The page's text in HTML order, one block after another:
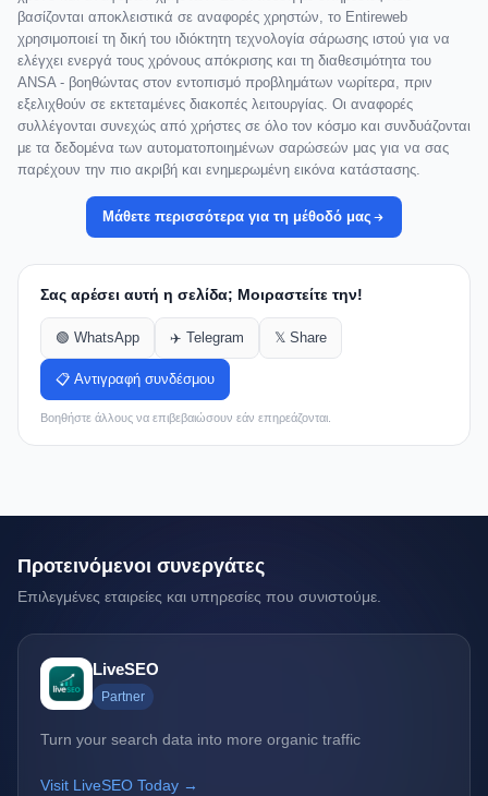
βασίζονται αποκλειστικά σε αναφορές χρηστών, το Entireweb
χρησιμοποιεί τη δική του ιδιόκτητη τεχνολογία σάρωσης ιστού για να
ελέγχει ενεργά τους χρόνους απόκρισης και τη διαθεσιμότητα του
ANSA - βοηθώντας στον εντοπισμό προβλημάτων νωρίτερα, πριν
εξελιχθούν σε εκτεταμένες διακοπές λειτουργίας. Οι αναφορές
συλλέγονται συνεχώς από χρήστες σε όλο τον κόσμο και συνδυάζονται
με τα δεδομένα των αυτοματοποιημένων σαρώσεών μας για να σας
παρέχουν την πιο ακριβή και ενημερωμένη εικόνα κατάστασης.
Μάθετε περισσότερα για τη μέθοδό μας
Σας αρέσει αυτή η σελίδα; Μοιραστείτε την!
🟢 WhatsApp ✈️ Telegram 𝕏 Share
📋 Αντιγραφή συνδέσμου
Βοηθήστε άλλους να επιβεβαιώσουν εάν επηρεάζονται.
Προτεινόμενοι συνεργάτες
Επιλεγμένες εταιρείες και υπηρεσίες που συνιστούμε.
LiveSEO
Partner
Turn your search data into more organic traffic
Visit LiveSEO Today →